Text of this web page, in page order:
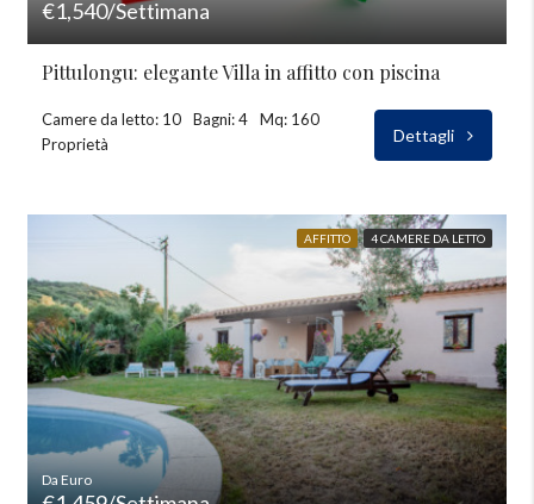
€1,540/Settimana
Pittulongu: elegante Villa in affitto con piscina
Camere da letto: 10 Bagni: 4
Mq: 160
Proprietà
Dettagli
AFFITTO 4 CAMERE DA LETTO
Da Euro